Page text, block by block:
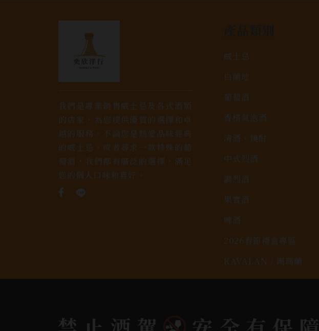
我們是專業銷售威士忌及各式酒類
的店家，為您提供優質的選擇和卓
越的服務。不論您是熱愛品味經典
的威士忌，或者尋求一款特殊的葡
萄酒，我們都有廣泛的選擇，滿足
您的個人口味和喜好。
威士忌
白蘭地
葡萄酒
香檳氣泡酒
清酒、燒酎
中式烈酒
調烈酒
果實酒
啤酒
2026春節禮盒專區
KAVALAN / 噶瑪蘭